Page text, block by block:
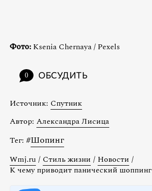
Фото: Ksenia Chernaya / Pexels
0 ОБСУДИТЬ
Источник: Спутник
Автор: Александра Лисица
Тег: #Шопинг
Wmj.ru / Стиль жизни / Новости /
К чему приводит панический шоппинг